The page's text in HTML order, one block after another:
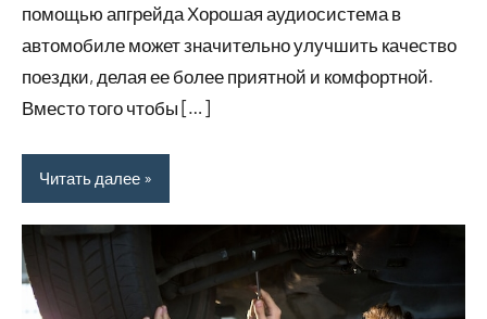
помощью апгрейда Хорошая аудиосистема в
автомобиле может значительно улучшить качество
поездки, делая ее более приятной и комфортной.
Вместо того чтобы […]
Читать далее